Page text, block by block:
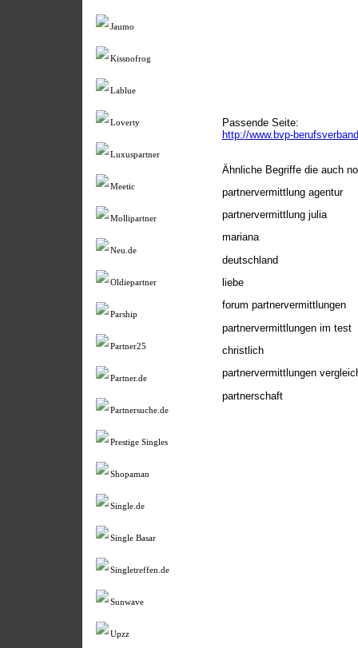
Jaumo
Kissnofrog
Lablue
Loverty
Luxuspartner
Meetic
Mollipartner
Neu.de
Oldiepartner
Parship
Partner25
Partner.de
Partnersuche.de
Prestige Singles
Shopaman
Single.de
Single Basar
Singletreffen.de
Sunwave
Upzz
Passende Seite:
http://www.bvp-
Ähnliche Begriffe die auch
partnervermittlung agentur
partnervermittlung julia
mariana
deutschland
liebe
forum partnervermittlungen
partnervermittlungen im test
christlich
partnervermittlungen
partnerschaft